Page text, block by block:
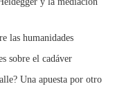
las humanidades
sobre el cadáver
Una apuesta por otro